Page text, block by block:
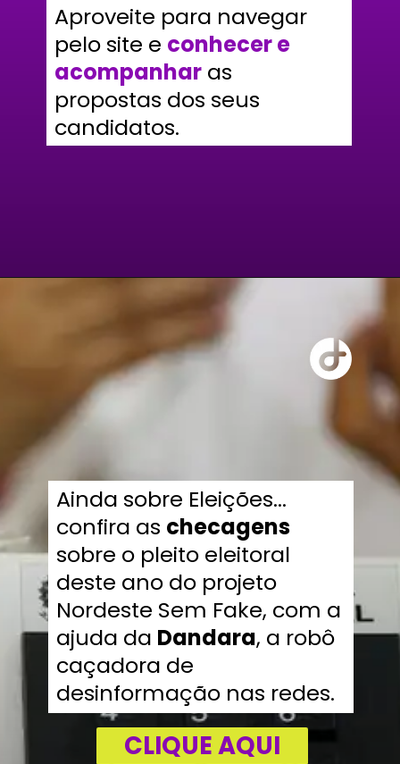
Aproveite para navegar
pelo site e conhecer e
acompanharas
propostas dos seus
candidatos.
Ainda sobre Eleições...
confira as checagens
sobre o pleito eleitoral
deste ano do projeto
Nordeste Sem Fake, com a
ajuda da Dandara, a robô
caçadora de
desinformação nas redes.
CLIQUE AQUI